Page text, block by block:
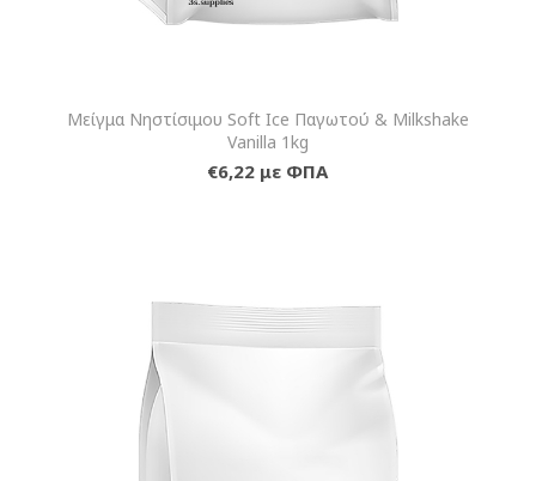
Μείγμα Νηστίσιμου Soft Ice Παγωτού & Milkshake
Vanilla 1kg
€6,22 με ΦΠΑ